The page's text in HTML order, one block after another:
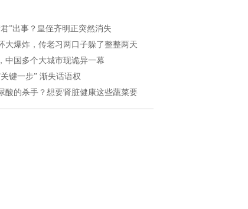
”出事？皇侄齐明正突然消失
大爆炸，传老习两口子躲了整整两天
中国多个大城市现诡异一幕
键一步” 渐失话语权
酸的杀手？想要肾脏健康这些蔬菜要